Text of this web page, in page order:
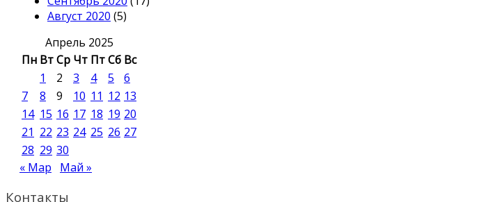
Август 2020 (5)
Апрель 2025
Пн ВтСр Чт ПтСб Вс
1
2 3 4 5
6
7
8 9 10 11 12 13
14 15 16 17 18 19 20
21 22 23 24 25 26 27
28 29 30
« Мар
Май »
Контакты